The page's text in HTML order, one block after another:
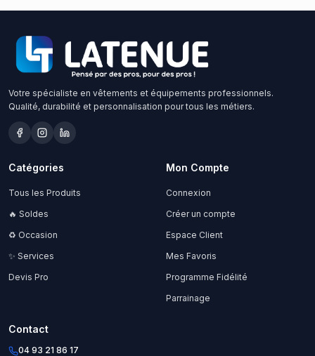
Votre spécialiste en vêtements et équipements professionnels.
Qualité, durabilité et personnalisation pour tous les métiers.
Catégories
Tous les Produits
🔥 Soldes
♻️ Occasion
✨ Services
Devis Pro
Mon Compte
Connexion
Créer un compte
Espace Client
Mes Favoris
Programme Fidélité
Parrainage
Contact
04 93 21 86 17